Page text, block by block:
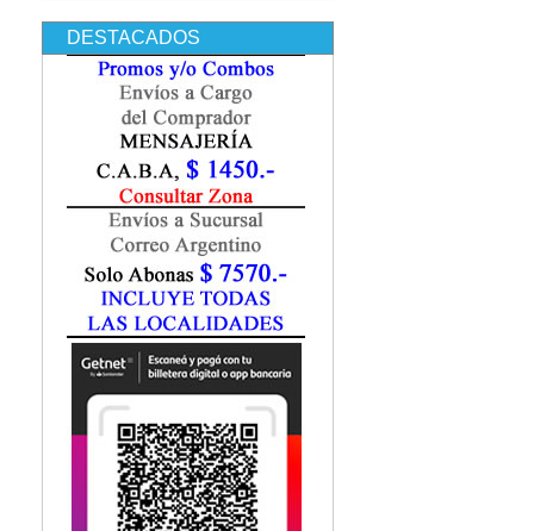
Enfermería
Epidemiología
Farmacia / Farmacología
Fisiatría / Kinesiología
Fisiología / Fisiopatología
Fonoaudiología
Gastroenterología
Geriatría
Ginecología / Obstetricia
Hematología
Histología
Homeopatía
Infectología
Inmunología
Instrumentación Quirurgica
Medicina del Deporte / Rehabilitación
DESTACADOS